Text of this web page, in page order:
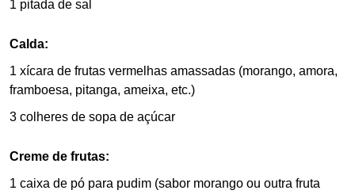
1 pitada de sal
Calda:
1 xícara de frutas vermelhas amassadas (morango, amora,
framboesa, pitanga, ameixa, etc.)
3 colheres de sopa de açúcar
Creme de frutas:
1 caixa de pó para pudim (sabor morango ou outra fruta